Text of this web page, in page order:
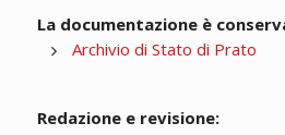
La documentazione è
Archivio di Stato di Prato
Redazione e revisione: